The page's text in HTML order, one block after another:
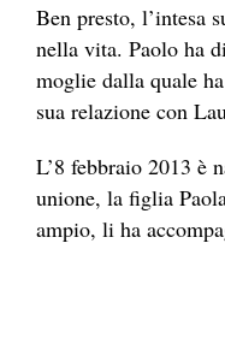
Ben presto, l’intesa
nella vita. Paolo ha
moglie dalla quale
sua relazione con
L’8 febbraio 2013 è
unione, la figlia
ampio, li ha